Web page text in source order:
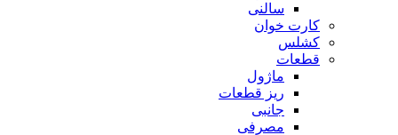
سالنی
کارت خوان
کشلس
قطعات
ماژول
ریز قطعات
جانبی
مصرفی